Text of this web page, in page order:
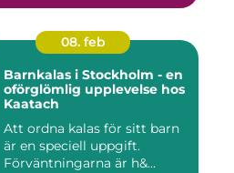
08. feb
Barnkalas i Stockholm - en
oförglömlig upplevelse hos
Kaatach
Att ordna kalas för sitt barn
är en speciell uppgift.
Förväntningarna är h&...